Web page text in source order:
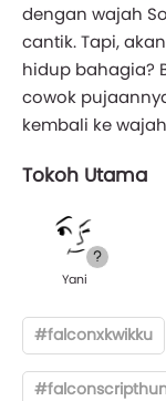
dengan wajah
cantik. Tapi,
hidup bahagia?
cowok
kembali ke
Tokoh Utama
Yani
#falconxkwikku